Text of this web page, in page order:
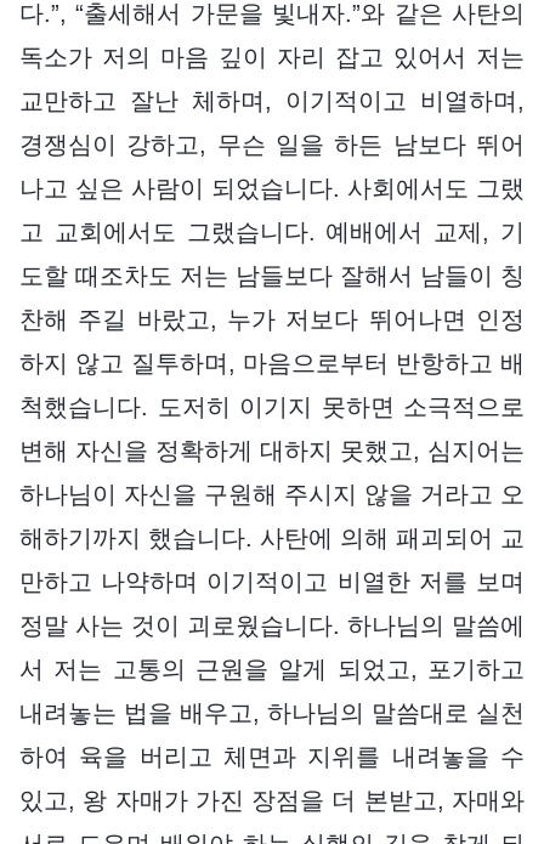
다.”, “출세해서 가문을 빛내자.”와 같은 사탄의
독소가 저의 마음 깊이 자리 잡고 있어서 저는
교만하고 잘난 체하며, 이기적이고 비열하며,
경쟁심이 강하고, 무슨 일을 하든 남보다 뛰어
나고 싶은 사람이 되었습니다. 사회에서도 그랬
고 교회에서도 그랬습니다. 예배에서 교제, 기
도할 때조차도 저는 남들보다 잘해서 남들이 칭
찬해 주길 바랐고, 누가 저보다 뛰어나면 인정
하지 않고 질투하며, 마음으로부터 반항하고 배
척했습니다. 도저히 이기지 못하면 소극적으로
변해 자신을 정확하게 대하지 못했고, 심지어는
하나님이 자신을 구원해 주시지 않을 거라고 오
해하기까지 했습니다. 사탄에 의해 패괴되어 교
만하고 나약하며 이기적이고 비열한 저를 보며
정말 사는 것이 괴로웠습니다. 하나님의 말씀에
서 저는 고통의 근원을 알게 되었고, 포기하고
내려놓는 법을 배우고, 하나님의 말씀대로 실천
하여 육을 버리고 체면과 지위를 내려놓을 수
있고, 왕 자매가 가진 장점을 더 본받고, 자매와